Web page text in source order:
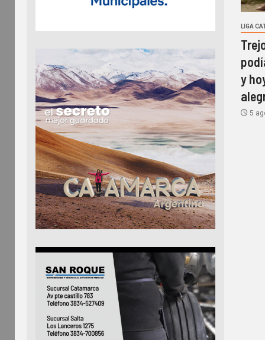
LIGA
y
5